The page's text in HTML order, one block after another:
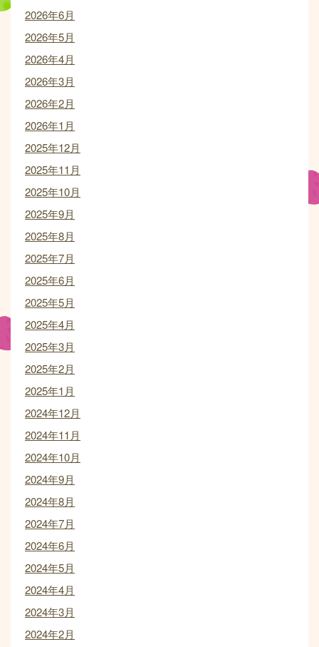
2026年6月
2026年5月
2026年4月
2026年3月
2026年2月
2026年1月
2025年12月
2025年11月
2025年10月
2025年9月
2025年8月
2025年7月
2025年6月
2025年5月
2025年4月
2025年3月
2025年2月
2025年1月
2024年12月
2024年11月
2024年10月
2024年9月
2024年8月
2024年7月
2024年6月
2024年5月
2024年4月
2024年3月
2024年2月